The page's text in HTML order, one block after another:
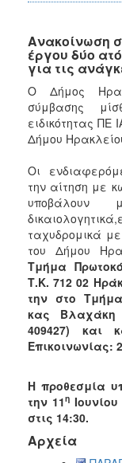
Ανακοίνωση
έργου δύο
για τις
Ο Δήμος
σύμβασης
ειδικότητας
Δήμου
Οι
την αίτηση με
δικαιολογητικά,
ταχυδρομικά με
του Δήμου
Τμήμα
Τ.Κ. 712 02
την στο
κας Βλαχάκη
409427) και
Επικοινωνίας:
Η προθεσμία
την 11η
στις 14:30.
Αρχεία